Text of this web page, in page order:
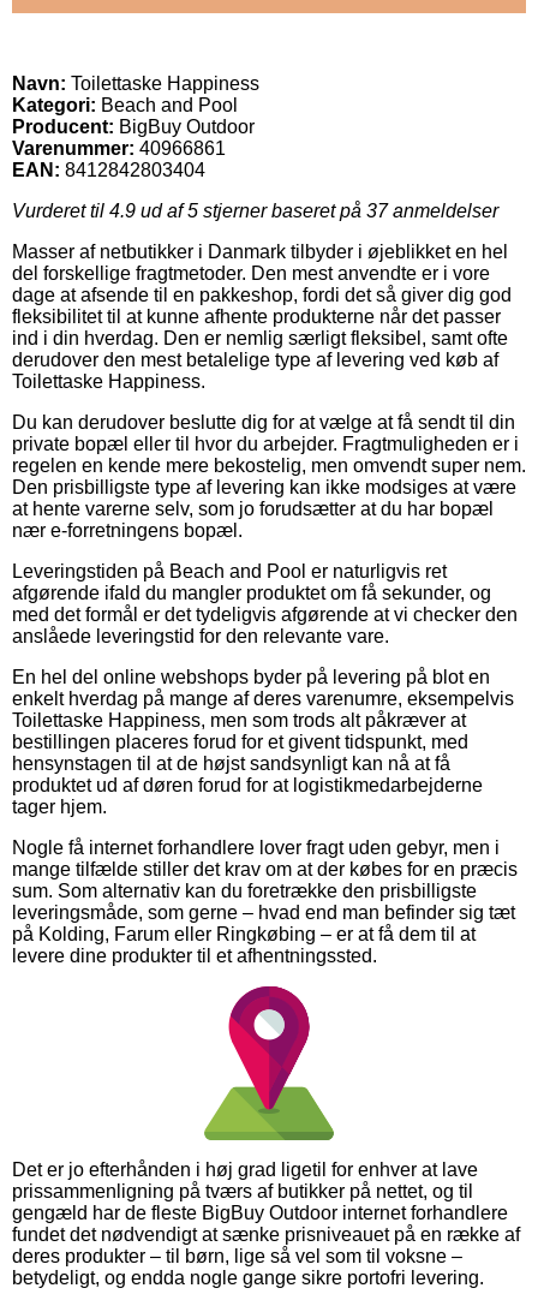
Navn: Toilettaske Happiness
Kategori: Beach and Pool
Producent: BigBuy Outdoor
Varenummer: 40966861
EAN: 8412842803404
Vurderet til 4.9 ud af 5 stjerner baseret på 37anmeldelser
Masser af netbutikker i Danmark tilbyder i øjeblikket en hel
del forskellige fragtmetoder. Den mest anvendte er i vore
dage at afsende til en pakkeshop, fordi det så giver dig god
fleksibilitet til at kunne afhente produkterne når det passer
ind i din hverdag. Den er nemlig særligt fleksibel, samt ofte
derudover den mest betalelige type af levering ved køb af
Toilettaske Happiness.
Du kan derudover beslutte dig for at vælge at få sendt til din
private bopæl eller til hvor du arbejder. Fragtmuligheden er i
regelen en kende mere bekostelig, men omvendt super nem.
Den prisbilligste type af levering kan ikke modsiges at være
at hente varerne selv, som jo forudsætter at du har bopæl
nær e-forretningens bopæl.
Leveringstiden på Beach and Pool er naturligvis ret
afgørende ifald du mangler produktet om få sekunder, og
med det formål er det tydeligvis afgørende at vi checker den
anslåede leveringstid for den relevante vare.
En hel del online webshops byder på levering på blot en
enkelt hverdag på mange af deres varenumre, eksempelvis
Toilettaske Happiness, men som trods alt påkræver at
bestillingen placeres forud for et givent tidspunkt, med
hensynstagen til at de højst sandsynligt kan nå at få
produktet ud af døren forud for at logistikmedarbejderne
tager hjem.
Nogle få internet forhandlere lover fragt uden gebyr, men i
mange tilfælde stiller det krav om at der købes for en præcis
sum. Som alternativ kan du foretrække den prisbilligste
leveringsmåde, som gerne – hvad end man befinder sig tæt
på Kolding, Farum eller Ringkøbing – er at få dem til at
levere dine produkter til et afhentningssted.
Det er jo efterhånden i høj grad ligetil for enhver at lave
prissammenligning på tværs af butikker på nettet, og til
gengæld har de fleste BigBuy Outdoor internet forhandlere
fundet det nødvendigt at sænke prisniveauet på en række af
deres produkter – til børn, lige så vel som til voksne –
betydeligt, og endda nogle gange sikre portofri levering.